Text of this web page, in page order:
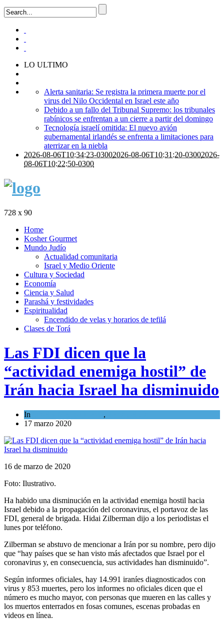
LO ULTIMO
Alerta sanitaria: Se registra la primera muerte por el
virus del Nilo Occidental en Israel este año
Debido a un fallo del Tribunal Supremo: los tribunales
rabínicos se enfrentan a un cierre a partir del domingo
Tecnología israelí omitida: El nuevo avión
gubernamental irlandés se enfrenta a limitaciones para
aterrizar en la niebla
2026-08-06T10:34:23-03002026-08-06T10:31:20-03002026-
08-06T10:22:50-0300
728 x 90
Home
Kosher Gourmet
Mundo Judío
Actualidad comunitaria
Israel y Medio Oriente
Cultura y Sociedad
Economía
Ciencia y Salud
Parashá y festividades
Espiritualidad
Encendido de velas y horarios de tefilá
Clases de Torá
Las FDI dicen que la
“actividad enemiga hostil” de
Irán hacia Israel ha disminuido
In ,
17 marzo 2020
16 de marzo de 2020
Foto: Ilustrativo.
Ha habido una disminución en la actividad enemiga hostil hacia
Israel debido a la propagación del coronavirus, el portavoz de las
FDI, general de brigada. Hidai Zilberman dijo a los periodistas el
lunes por teléfono.
Zilberman se abstuvo de mencionar a Irán por su nombre, pero dijo
que “hay países que se han visto más afectados que Israel por el
coronavirus y, en consecuencia, sus actividades han disminuido”.
Según informes oficiales, hay 14.991 iraníes diagnosticados con
virus y 853 muertes, pero los informes no oficiales dicen que el
número es mucho mayor, con personas que mueren en las calles y
los muertos enterrados en fosas comunes, escenas probadas en
videos en línea.